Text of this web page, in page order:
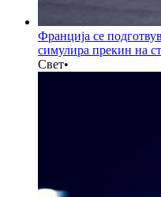
Франција се
симулира прекин на
Свет•